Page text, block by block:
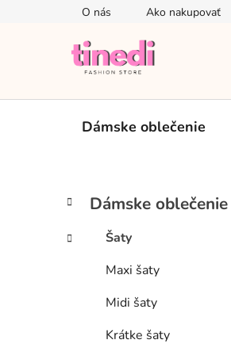
O nás Ako nakupovať
Dámske oblečenie
B
č
Preskočiť
kategórie
K
a
e
Dámske oblečenie
Šaty
Maxi šaty
Midi šaty
Krátke šaty